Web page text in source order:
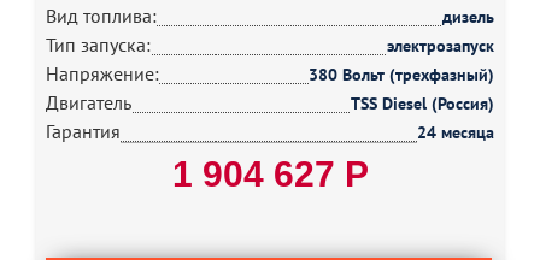
Вид топлива: дизель
Тип запуска: электрозапуск
Напряжение: 380 Вольт (трехфазный)
Двигатель TSS Diesel (Россия)
Гарантия 24 месяца
1 904 627 Р